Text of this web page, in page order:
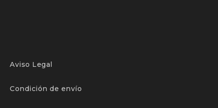
Aviso Legal
Condición de envío